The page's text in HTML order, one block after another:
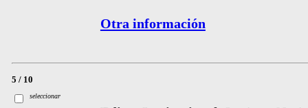
Otra información
5 / 10
seleccionar